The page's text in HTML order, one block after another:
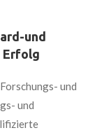
und
Erfolg
und
und